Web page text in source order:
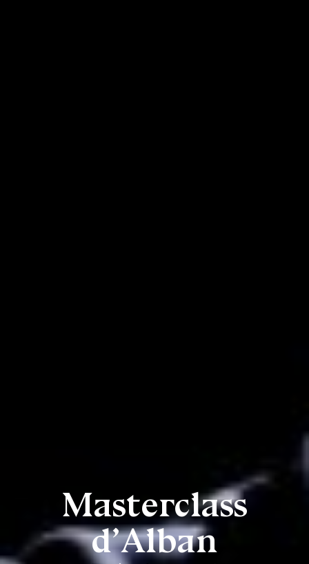
Masterclass
d’Alban